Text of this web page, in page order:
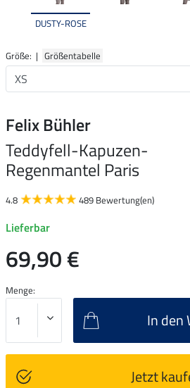
DUSTY-ROSE
Größe: | Größentabelle
Felix Bühler
Teddyfell-Kapuzen-
Regenmantel Paris
4.8 489 Bewertung(en)
Lieferbar
69,90 €
Menge:
In den
Jetzt